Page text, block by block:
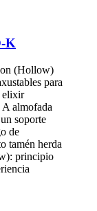
K
(Hollow)
para
elixir
almofada
soporte
de
tamén herda
principio